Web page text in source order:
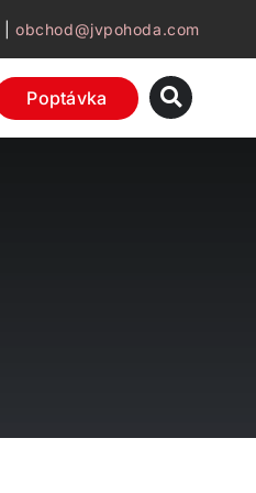
|obchod@jvpohoda.com
Poptávka